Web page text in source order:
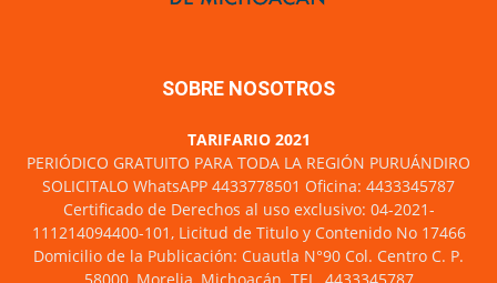
SOBRE NOSOTROS
TARIFARIO 2021
PERIÓDICO GRATUITO PARA TODA LA REGIÓN PURUÁNDIRO
SOLICITALO WhatsAPP 4433778501 Oficina: 4433345787
Certificado de Derechos al uso exclusivo: 04-2021-
111214094400-101, Licitud de Titulo y Contenido No 17466
Domicilio de la Publicación: Cuautla N°90 Col. Centro C. P.